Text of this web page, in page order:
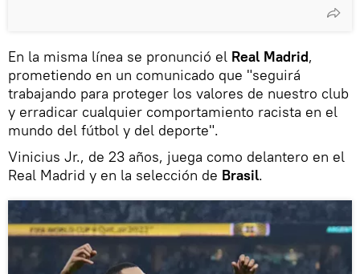
En la misma línea se pronunció el Real Madrid,
prometiendo en un comunicado que "seguirá
trabajando para proteger los valores de nuestro club
y erradicar cualquier comportamiento racista en el
mundo del fútbol y del deporte".
Vinicius Jr., de 23 años, juega como delantero en el
Real Madrid y en la selección de Brasil.